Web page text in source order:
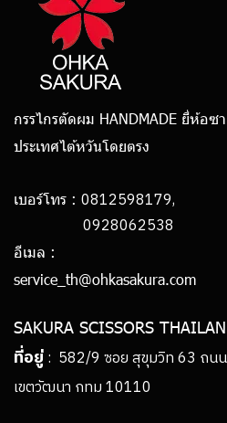
กรรไกรตัดผม HANDMADE ยี่ห้อซ
ประเทศไต้หวันโดยตรง
เบอร์โทร : 0812598179,
0928062538
อีเมล :
service_th@ohkasakura.com
SAKURA SCISSORS
ที่อยู่: 582/9 ซอย สุขุมวิท 63 ถนน
เขตวัฒนา กทม 10110